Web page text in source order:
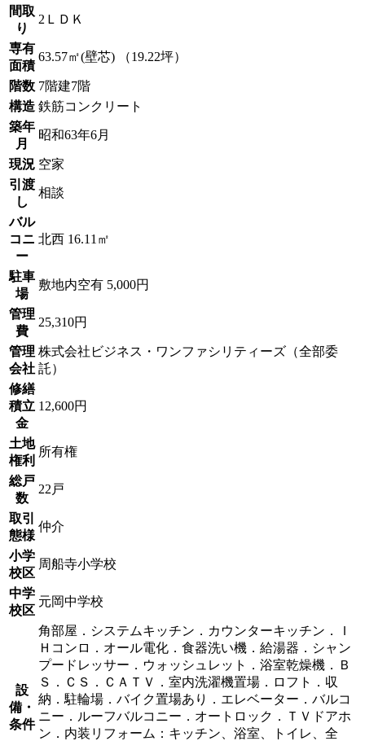
間取
り
2ＬＤＫ
専有
面積
63.57㎡(壁芯) （19.22坪）
階数 7階建7階
構造 鉄筋コンクリート
築年
月
昭和63年6月
現況 空家
引渡
し
相談
バル
コニ
ー
北西 16.11㎡
駐車
場
敷地内空有 5,000円
管理
費
25,310円
管理
会社
株式会社ビジネス・ワンファシリティーズ（全部委
託）
修繕
積立
金
12,600円
土地
権利
所有権
総戸
数
22戸
取引
態様
仲介
小学
校区
周船寺小学校
中学
校区
元岡中学校
設
備・
条件
角部屋．システムキッチン．カウンターキッチン．Ｉ
Ｈコンロ．オール電化．食器洗い機．給湯器．シャン
プードレッサー．ウォッシュレット．浴室乾燥機．Ｂ
Ｓ．ＣＳ．ＣＡＴＶ．室内洗濯機置場．ロフト．収
納．駐輪場．バイク置場あり．エレベーター．バルコ
ニー．ルーフバルコニー．オートロック．ＴＶドアホ
ン．内装リフォーム：キッチン、浴室、トイレ、全